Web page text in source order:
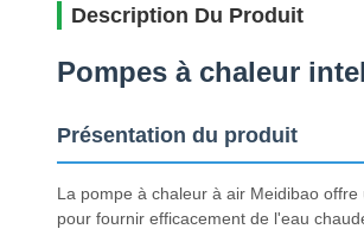
Description Du Produit
Pompes à chaleur
Présentation du produit
La pompe à chaleur à air Meidibao
pour fournir efficacement de l'eau